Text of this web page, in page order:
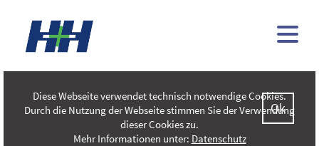
Diese Webseite verwendet technisch notwendige Cookies.
Durch die Nutzung der Webseite stimmen Sie der Verwendung
dieser Cookies zu.
Mehr Informationen unter: Datenschutz
Ok
H&H FÜHRT ERSTE OZG-
UMSETZUNGEN EIN
Das OZG ( Onlinezugangsgesetz) ist mittlerweile in aller Munde!
Mit diesem Artikel möchten wir einen Einblick in das Thema